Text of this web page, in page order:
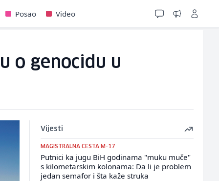
Posao Video
o genocidu u
Vijesti
MAGISTRALNA CESTA M-17
Putnici ka jugu BiH godinama "muku muče"
s kilometarskim kolonama: Da li je problem
jedan semafor i šta kaže struka